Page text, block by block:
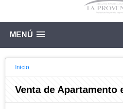
MENÚ
Inicio
Venta de Apartamento